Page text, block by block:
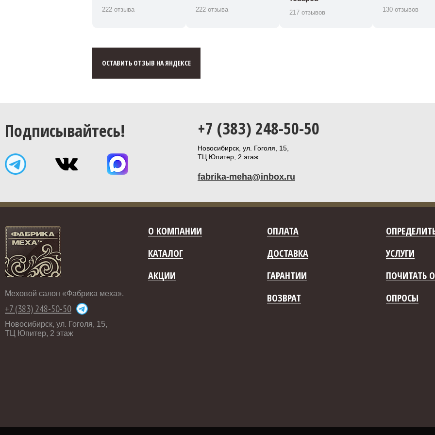
222 отзыва 222 отзыва 217 отзывов 130 отзывов
ОСТАВИТЬ ОТЗЫВ НА ЯНДЕКСЕ
Подписывайтесь! +7 (383) 248-50-50
Новосибирск, ул. Гоголя, 15,
ТЦ Юпитер, 2 этаж
fabrika-meha@inbox.ru
Меховой салон «Фабрика меха».
+7 (383) 248-50-50
Новосибирск, ул. Гоголя, 15,
ТЦ Юпитер, 2 этаж
О КОМПАНИИ ОПЛАТА
КАТАЛОГ
ДОСТАВКА
УСЛУГИ
АКЦИИ
ГАРАНТИИ
ПОЧИТАТЬ
ВОЗВРАТ
ОПРОСЫ